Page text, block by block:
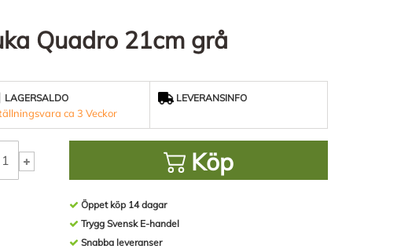
Quadro 21cm grå
LAGERSALDO
ca 3 Veckor
LEVERANSINFO
Köp
Öppet köp 14 dagar
Trygg Svensk E-handel
Snabba leveranser